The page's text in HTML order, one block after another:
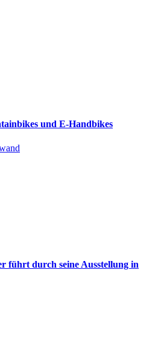
und E-Handbikes
führt durch seine Ausstellung in